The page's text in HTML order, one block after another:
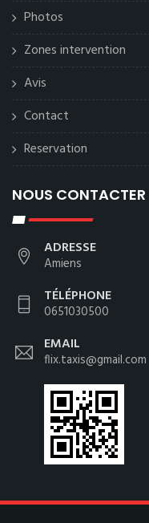
Photos
Zones intervention
Avis
Contact
Reservation
NOUS CONTACTER
ADRESSE
Amiens
TÉLÉPHONE
0651030500
EMAIL
flix.taxis@gmail.com